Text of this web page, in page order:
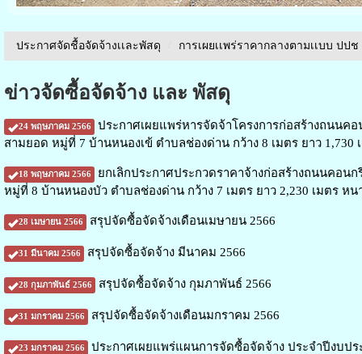
ประกาศจัดชื้อจัดจ้างเเละพัสดุ / การเผยเเพร่ราคากลางตามเเบบ ปปช
ข่าวจัดซื้อจัดจ้าง และ พัสดุ
24 พฤษภาคม 2566
ประกาศเผยแพร่หารจัดจ้าโครงการก่อสร้างถนนค
สามยอด หมู่ที่ 7 บ้านหนองเข้ ตำบลช่องด่าน กว้าง 8 เมตร ยาว 1,730
18 พฤษภาคม 2566
ยกเลิกประกาศประกวดราคาจ้างก่อสร้างถนนคอน
หมู่ที่ 8 บ้านหนองบัว ตำบลช่องด่าน กว้าง 7 เมตร ยาว 2,230 เมตร ห
28 เมษายน 2566 สรุปจัดซื้อจัดจ้างเดือนเมษายน 2566
31 มีนาคม 2566 สรุปจัดซื้อจัดจ้าง มีนาคม 2566
28 กุมภาพันธ์ 2566 สรุปจัดซื้อจัดจ้าง กุมภาพันธ์ 2566
31 มกราคม 2566 สรุปจัดซื้อจัดจ้างเดือนมกราคม 2566
23 มกราคม 2566
ประกาศเผยแพร่แผนการจัดซื้อจัดจ้าง ประจำปีงบป